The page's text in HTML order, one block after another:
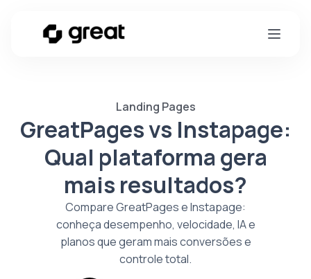
Landing Pages
GreatPages vs Instapage:
Qual plataforma gera
mais resultados?
Compare GreatPages e Instapage:
conheça desempenho, velocidade, IA e
planos que geram mais conversões e
controle total.